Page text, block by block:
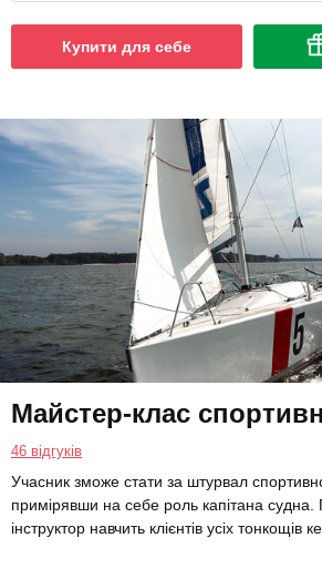
Купити для себе
Майстер-клас
46 відгуків
Учасник зможе стати за штурвал
примірявши на себе роль капітана
інструктор навчить клієнтів усіх тонкощів